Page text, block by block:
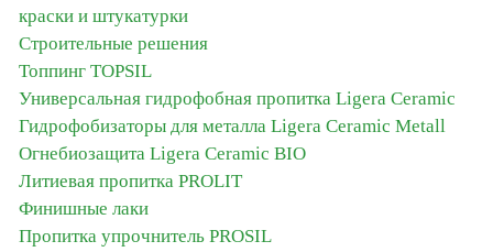
краски и штукатурки
Строительные решения
Топпинг TOPSIL
Универсальная гидрофобная пропитка Ligera Ceramic
Гидрофобизаторы для металла Ligera Ceramic Metall
Огнебиозащита Ligera Ceramic BIO
Литиевая пропитка PROLIT
Финишные лаки
Пропитка упрочнитель PROSIL